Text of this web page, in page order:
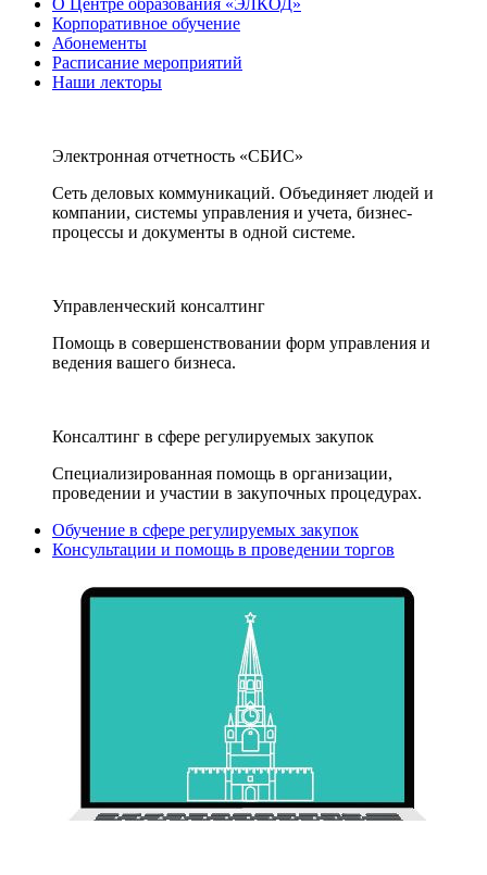
О Центре образования «ЭЛКОД»
Корпоративное обучение
Абонементы
Расписание мероприятий
Наши лекторы
Электронная отчетность «СБИС»
Сеть деловых коммуникаций. Объединяет людей и
компании, системы управления и учета, бизнес-
процессы и документы в одной системе.
Управленческий консалтинг
Помощь в совершенствовании форм управления и
ведения вашего бизнеса.
Консалтинг в сфере регулируемых закупок
Специализированная помощь в организации,
проведении и участии в закупочных процедурах.
Обучение в сфере регулируемых закупок
Консультации и помощь в проведении торгов